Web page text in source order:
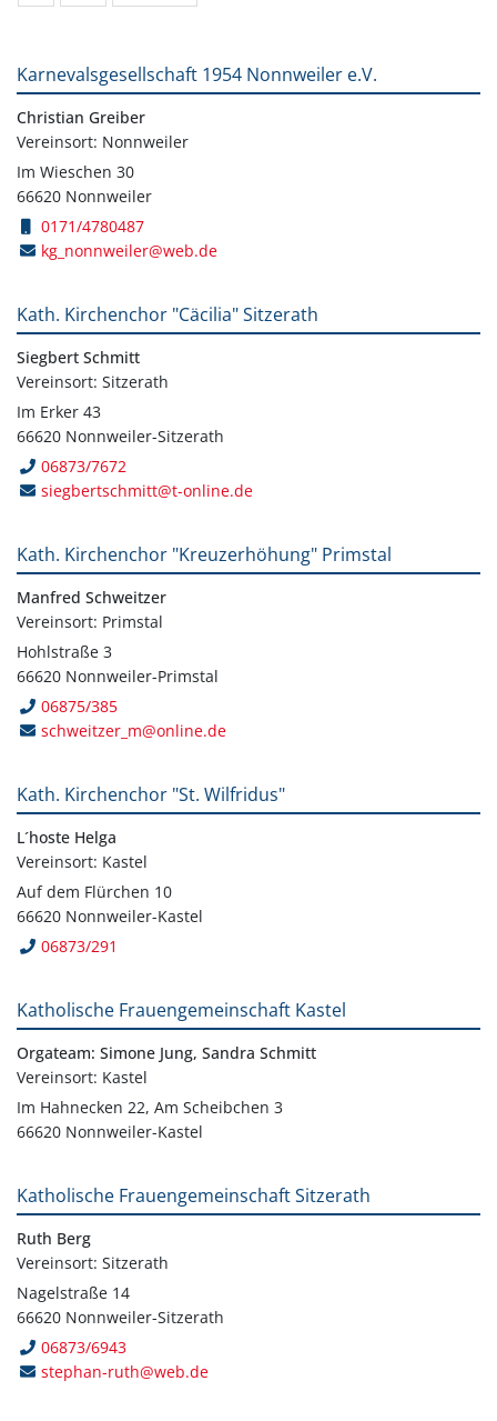
Karnevalsgesellschaft 1954 Nonnweiler e.V.
Christian Greiber
Vereinsort: Nonnweiler
Im Wieschen 30
66620 Nonnweiler
0171/4780487
kg_nonnweiler@web.de
Kath. Kirchenchor "Cäcilia" Sitzerath
Siegbert Schmitt
Vereinsort: Sitzerath
Im Erker 43
66620 Nonnweiler-Sitzerath
06873/7672
siegbertschmitt@t-online.de
Kath. Kirchenchor "Kreuzerhöhung" Primstal
Manfred Schweitzer
Vereinsort: Primstal
Hohlstraße 3
66620 Nonnweiler-Primstal
06875/385
schweitzer_m@online.de
Kath. Kirchenchor "St. Wilfridus"
L´hoste Helga
Vereinsort: Kastel
Auf dem Flürchen 10
66620 Nonnweiler-Kastel
06873/291
Katholische Frauengemeinschaft Kastel
Orgateam: Simone Jung, Sandra Schmitt
Vereinsort: Kastel
Im Hahnecken 22, Am Scheibchen 3
66620 Nonnweiler-Kastel
Katholische Frauengemeinschaft Sitzerath
Ruth Berg
Vereinsort: Sitzerath
Nagelstraße 14
66620 Nonnweiler-Sitzerath
06873/6943
stephan-ruth@web.de